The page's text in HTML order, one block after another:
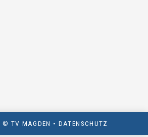
© TV MAGDEN • DATENSCHUTZ